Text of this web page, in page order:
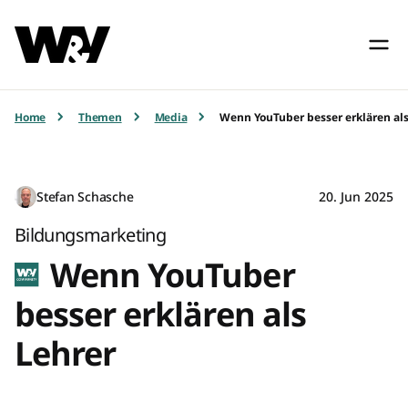
Home Themen Media Wenn YouTuber besser erklären
Stefan Schasche 20. Jun 2025
Bildungsmarketing
Wenn YouTuber
besser erklären als
Lehrer